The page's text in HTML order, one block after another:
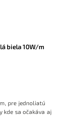
biela 10W/m
pre jednoliatú
kde sa očakáva aj